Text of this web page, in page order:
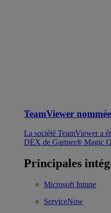
TeamViewer
La société TeamViewer a
DEX de Gartner® Magic
Principales
Microsoft Intune
ServiceNow